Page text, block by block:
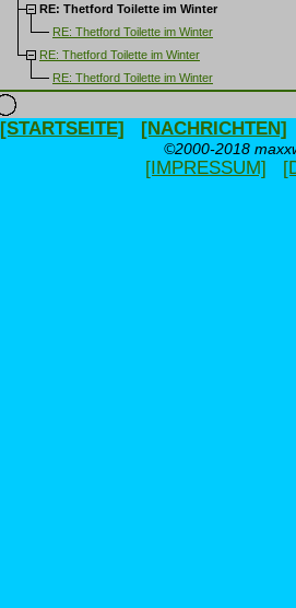
RE: Thetford Toilette im Winter
RE: Thetford Toilette im Winter
RE: Thetford Toilette im Winter
RE: Thetford Toilette im Winter
[STARTSEITE] [NACHRICHTEN]
©2000-2018
[IMPRESSUM]